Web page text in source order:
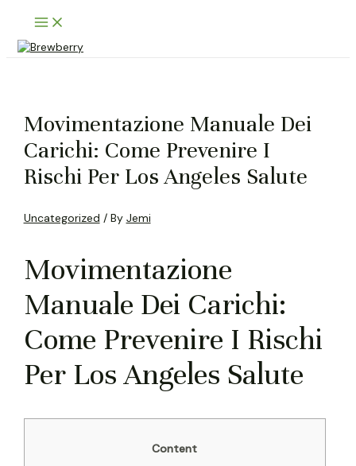
content
Main
Menu
Movimentazione Manuale Dei
Carichi: Come Prevenire I
Rischi Per Los Angeles Salute
Uncategorized / By Jemi
Movimentazione
Manuale Dei Carichi:
Come Prevenire I Rischi
Per Los Angeles Salute
Content